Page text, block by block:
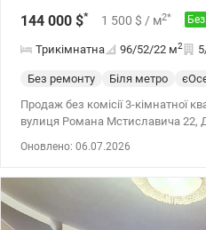
144 000 $* 1 500 $ / м2* Без
Трикімнатна 96/52/22 м2
Без ремонту Біля метро
Продаж без комісії 3-кімнатної
вулиця Романа Мстиславича 22,
кухня — 21.53 м². Квартира
поверхового будинку №1. Стан
що дає зробити планування для
Оновлено: 06.07.2026